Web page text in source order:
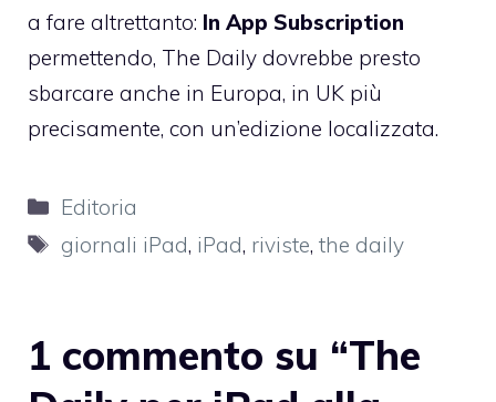
a fare altrettanto: In App Subscription
permettendo, The Daily dovrebbe presto
sbarcare anche in Europa, in UK più
precisamente, con un’edizione localizzata.
Categorie
Editoria
Tag
giornali iPad, iPad, riviste,the daily
1 commento su “The